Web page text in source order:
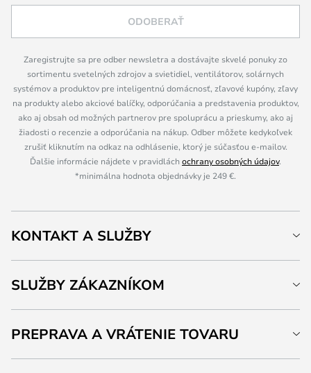
ODOBERAŤ
Zaregistrujte sa pre odber newsletra a dostávajte skvelé ponuky zo
sortimentu svetelných zdrojov a svietidiel, ventilátorov, solárnych
systémov a produktov pre inteligentnú domácnosť, zľavové kupóny, zľavy
na produkty alebo akciové balíčky, odporúčania a predstavenia produktov,
ako aj obsah od možných partnerov pre spoluprácu a prieskumy, ako aj
žiadosti o recenzie a odporúčania na nákup. Odber môžete kedykoľvek
zrušiť kliknutím na odkaz na odhlásenie, ktorý je súčasťou e-mailov.
Ďalšie informácie nájdete v pravidláchochrany osobných údajov.
*minimálna hodnota objednávky je 249 €.
KONTAKT A SLUŽBY
SLUŽBY ZÁKAZNÍKOM
PREPRAVA A VRÁTENIE TOVARU